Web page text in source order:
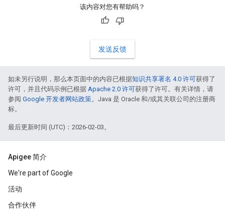
该内容对您有帮助吗？
发送反馈
如未另行说明，那么本页面中的内容已根据知识共享署名 4.0 许可获得了
许可，并且代码示例已根据 Apache 2.0 许可获得了许可。有关详情，请
参阅 Google 开发者网站政策。Java 是 Oracle 和/或其关联公司的注册商
标。
最后更新时间 (UTC)：2026-02-03。
Apigee 简介
We're part of Google
活动
合作伙伴